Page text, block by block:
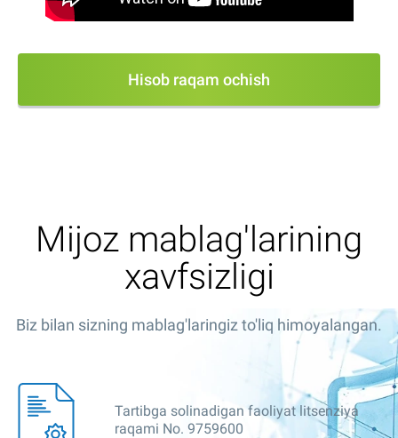
Hisob raqam ochish
Mijoz mablag'larining
xavfsizligi
Biz bilan sizning mablag'laringiz to'liq himoyalangan.
Tartibga solinadigan faoliyat litsenziya
raqami No. 9759600